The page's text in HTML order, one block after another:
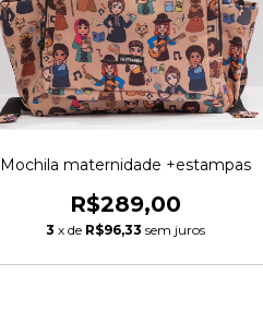
Mochila maternidade +estampas
R$289,00
3 x de R$96,33 sem juros